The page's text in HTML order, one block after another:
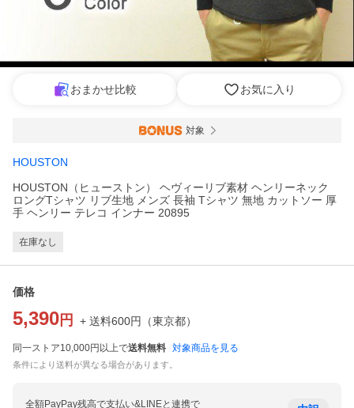
おまかせ比較 お気に入り
対象
HOUSTON
HOUSTON（ヒューストン） ヘヴィーリブ素材 ヘンリーネック
ロングTシャツ リブ生地 メンズ 長袖 Tシャツ 無地 カットソー 厚
手 ヘンリー テレコ インナー 20895
在庫なし
価格
5,390 円 + 送料600円 （東京都）
同一ストア10,000円以上で送料無料 対象商品を見る
条件により送料が異なる場合があります。
全額PayPay残高で支払い&LINEと連携で